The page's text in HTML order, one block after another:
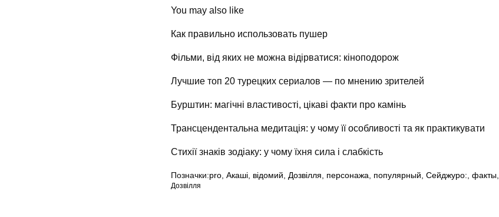
You may also like
Как правильно использовать пушер
Фільми, від яких не можна відірватися: кіноподорож
Лучшие топ 20 турецких сериалов — по мнению зрителей
Бурштин: магічні властивості, цікаві факти про камінь
Трансцендентальна медитація: у чому її особливості та як практикувати
Стихії знаків зодіаку: у чому їхня сила і слабкість
Позначки:pro, Акаші, відомий, Дозвілля, персонажа, популярный, Сейджуро:, факты,
Дозвілля